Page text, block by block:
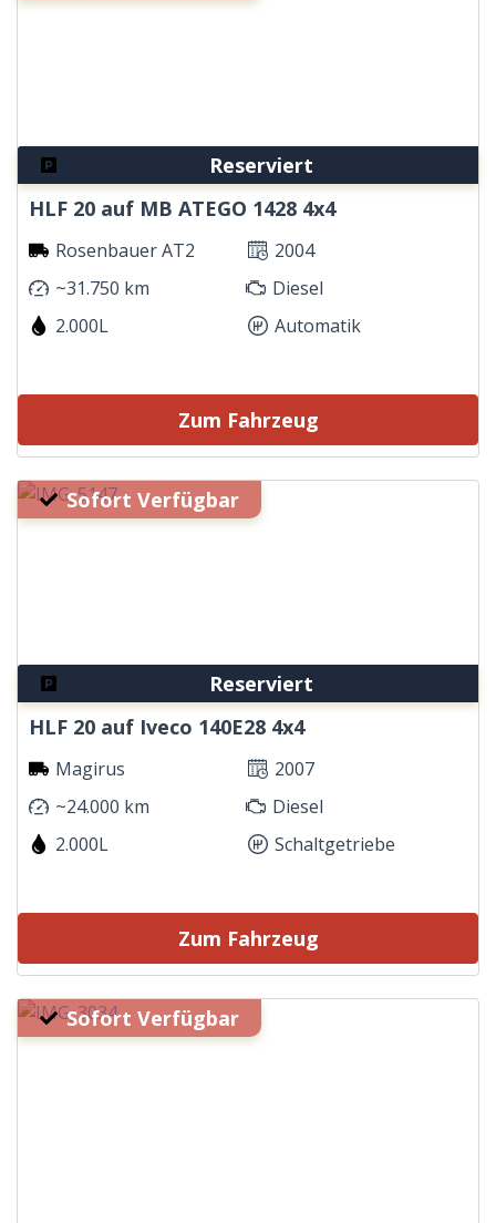
Reserviert
HLF 20 auf MB ATEGO 1428 4x4
Rosenbauer AT2
2004
~31.750 km
Diesel
2.000L
Automatik
Zum Fahrzeug
Reserviert
HLF 20 auf Iveco 140E28 4x4
Magirus
2007
~24.000 km
Diesel
2.000L
Schaltgetriebe
Sofort Verfügbar
Zum Fahrzeug
Sofort Verfügbar